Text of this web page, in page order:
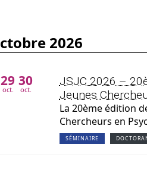
octobre 2026
29
oct.
30
oct.
JSJC 2026 –
Jeunes
La 20ème édition
Chercheurs en
SÉMINAIRE